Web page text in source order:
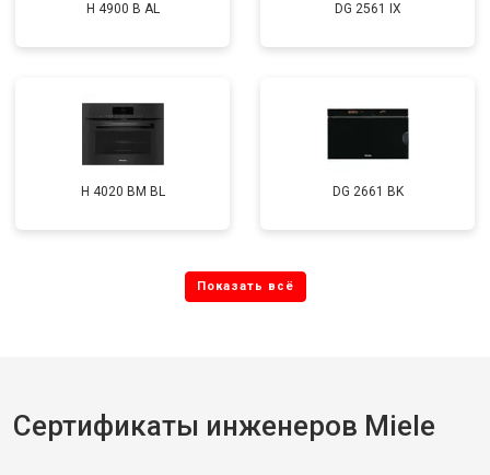
H 4900 B AL DG 2561 IX
H 4020 BM BL DG 2661 BK
Сертификаты инженеров Miele